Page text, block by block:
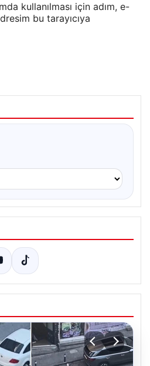
kullanılması için adım, e-
bu tarayıcıya